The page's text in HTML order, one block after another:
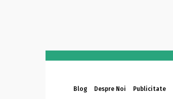
Blog Despre Noi Publicitate